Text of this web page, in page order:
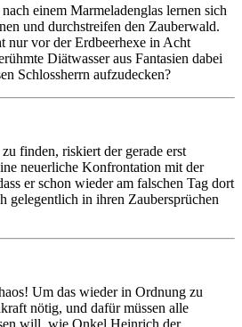
einem Marmeladenglas lernen sich
und durchstreifen den Zauberwald.
nur vor der Erdbeerhexe in Acht
Diätwasser aus Fantasien dabei
Schlossherrn aufzudecken?
finden, riskiert der gerade erst
neuerliche Konfrontation mit der
er schon wieder am falschen Tag dort
gelegentlich in ihren Zaubersprüchen
Um das wieder in Ordnung zu
nötig, und dafür müssen alle
will, wie Onkel Heinrich der